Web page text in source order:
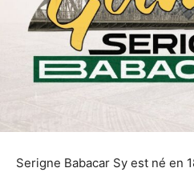
Serigne Babacar Sy est né en